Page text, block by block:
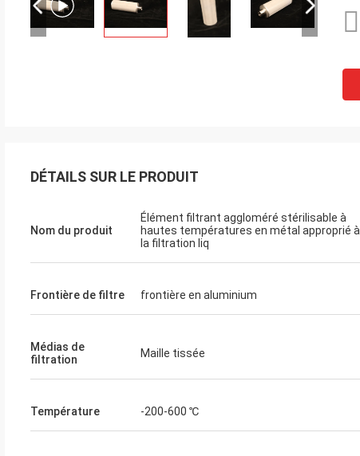
DÉTAILS SUR LE PRODUIT
Nom du produit
Élément filtrant aggloméré stérilisable à
hautes températures en métal approprié à
la filtration liq
Frontière de filtre frontière en aluminium
Médias de
filtration
Maille tissée
Température -200-600 ℃